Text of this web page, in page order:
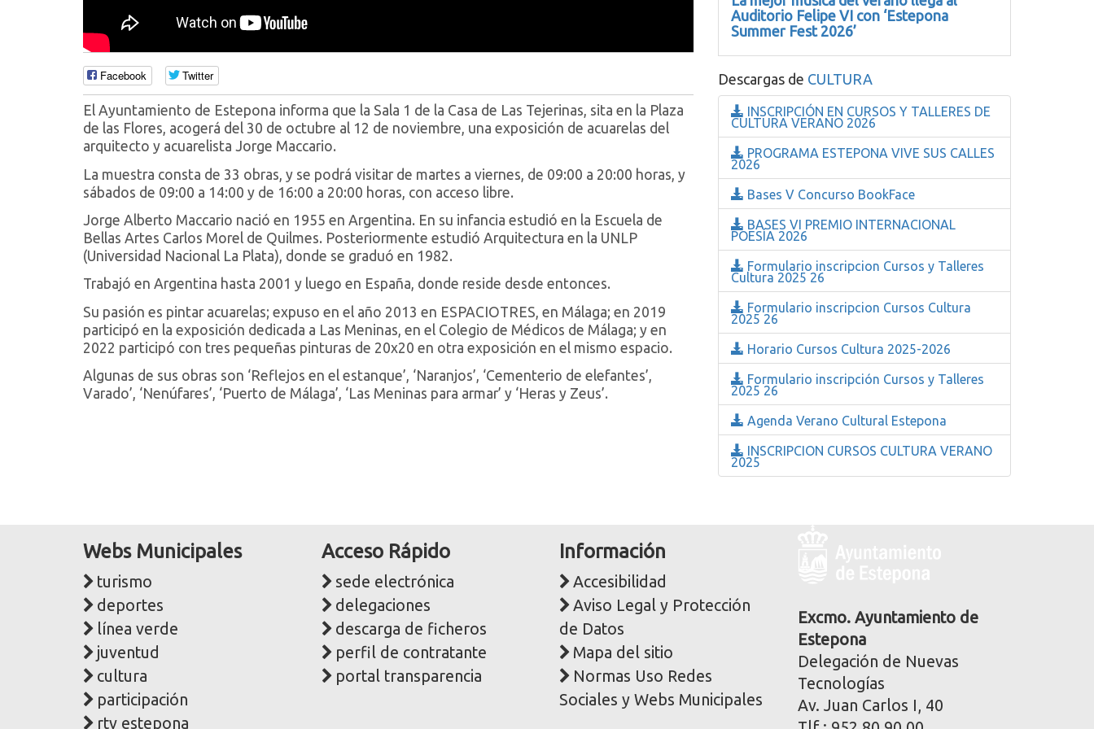
Facebook Twitter
El Ayuntamiento de Estepona informa que la Sala 1 de la Casa de Las Tejerinas, sita en la Plaza
de las Flores, acogerá del 30 de octubre al 12 de noviembre, una exposición de acuarelas del
arquitecto y acuarelista Jorge Maccario.
La muestra consta de 33 obras, y se podrá visitar de martes a viernes, de 09:00 a 20:00 horas, y
sábados de 09:00 a 14:00 y de 16:00 a 20:00 horas, con acceso libre.
Jorge Alberto Maccario nació en 1955 en Argentina. En su infancia estudió en la Escuela de
Bellas Artes Carlos Morel de Quilmes. Posteriormente estudió Arquitectura en la UNLP
(Universidad Nacional La Plata), donde se graduó en 1982.
Trabajó en Argentina hasta 2001 y luego en España, donde reside desde entonces.
Su pasión es pintar acuarelas; expuso en el año 2013 en ESPACIOTRES, en Málaga; en 2019
participó en la exposición dedicada a Las Meninas, en el Colegio de Médicos de Málaga; y en
2022 participó con tres pequeñas pinturas de 20x20 en otra exposición en el mismo espacio.
Algunas de sus obras son ‘Reflejos en el estanque’, ‘Naranjos’, ‘Cementerio de elefantes’,
Varado’, ‘Nenúfares’, ‘Puerto de Málaga’, ‘Las Meninas para armar’ y ‘Heras y Zeus’.
Auditorio Felipe VI con ‘Estepona
Summer Fest 2026’
Descargas de CULTURA
INSCRIPCIÓN EN CURSOS Y TALLERES DE
CULTURA VERANO 2026
PROGRAMA ESTEPONA VIVE SUS CALLES
2026
Bases V Concurso BookFace
BASES VI PREMIO INTERNACIONAL
POESÍA 2026
Formulario inscripcion Cursos y Talleres
Cultura 2025 26
Formulario inscripcion Cursos Cultura
2025 26
Horario Cursos Cultura 2025-2026
Formulario inscripción Cursos y Talleres
2025 26
Agenda Verano Cultural Estepona
INSCRIPCION CURSOS CULTURA VERANO
2025
Webs Municipales
turismo
deportes
línea verde
juventud
cultura
participación
rtv estepona
Acceso Rápido
sede electrónica
delegaciones
descarga de ficheros
perfil de contratante
portal transparencia
Información
Accesibilidad
Aviso Legal y Protección
de Datos
Mapa del sitio
Normas Uso Redes
Sociales y Webs Municipales
corporativa
Excmo. Ayuntamiento de
Estepona
Delegación de Nuevas
Tecnologías
Av. Juan Carlos I, 40